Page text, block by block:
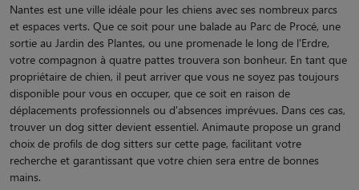
Nantes est une ville idéale pour les chiens avec ses nombreux parcs
et espaces verts. Que ce soit pour une balade au Parc de Procé, une
sortie au Jardin des Plantes, ou une promenade le long de l'Erdre,
votre compagnon à quatre pattes trouvera son bonheur. En tant que
propriétaire de chien, il peut arriver que vous ne soyez pas toujours
disponible pour vous en occuper, que ce soit en raison de
déplacements professionnels ou d'absences imprévues. Dans ces cas,
trouver un dog sitter devient essentiel. Animaute propose un grand
choix de profils de dog sitters sur cette page, facilitant votre
recherche et garantissant que votre chien sera entre de bonnes
mains.